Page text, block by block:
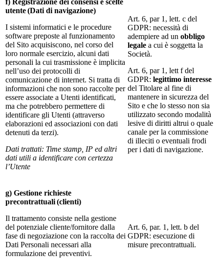
utente (Dati di navigazione)
I sistemi informatici e le procedure
software preposte al funzionamento
del Sito acquisiscono, nel corso del
loro normale esercizio, alcuni dati
personali la cui trasmissione è implicita
nell’uso dei protocolli di
comunicazione di internet. Si tratta di
informazioni che non sono raccolte per
essere associate a Utenti identificati,
ma che potrebbero permettere di
identificare gli Utenti (attraverso
elaborazioni ed associazioni con dati
detenuti da terzi).
Dati trattati: Time stamp, IP ed altri
dati utili a identificare con certezza
l’Utente
Art. 6, par 1, lett. c del
GDPR: necessità di
adempiere ad un obbligo
legale a cui è soggetta la
Società.
Art. 6, par 1, lett f del
GDPR: legittimo interesse
del Titolare al fine di
mantenere in sicurezza del
Sito e che lo stesso non sia
utilizzato secondo modalità
lesive di diritti altrui o quale
canale per la commissione
di illeciti o eventuali frodi
per i dati di navigazione.
g) Gestione richieste
precontrattuali (clienti)
Il trattamento consiste nella gestione
del potenziale cliente/fornitore dalla
fase di negoziazione con la raccolta dei
Dati Personali necessari alla
formulazione dei preventivi.
Art. 6, par. 1, lett. b del
GDPR: esecuzione di
misure precontrattuali.